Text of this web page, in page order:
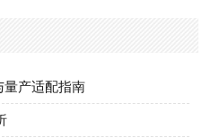
产适配指南